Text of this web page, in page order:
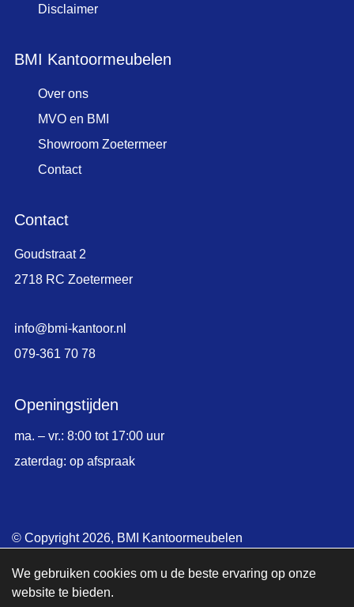
Disclaimer
BMI Kantoormeubelen
Over ons
MVO en BMI
Showroom Zoetermeer
Contact
Contact
Goudstraat 2
2718 RC Zoetermeer
info@bmi-kantoor.nl
079-361 70 78
Openingstijden
ma. – vr.: 8:00 tot 17:00 uur
zaterdag: op afspraak
© Copyright 2026, BMI Kantoormeubelen
We gebruiken cookies om u de beste ervaring op onze
website te bieden.